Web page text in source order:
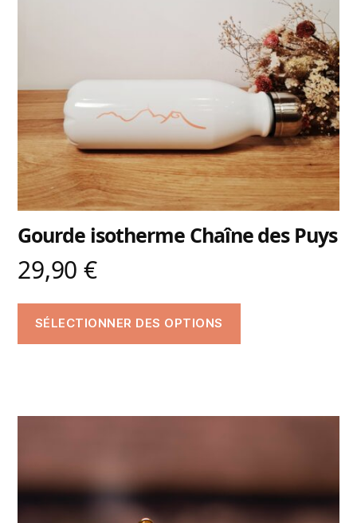
Gourde isotherme Chaîne des Puys
29,90 €
SÉLECTIONNER DES OPTIONS